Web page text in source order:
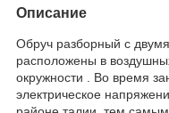
Описание
Обруч разборный с
расположены в
окружности . Во время
электрическое